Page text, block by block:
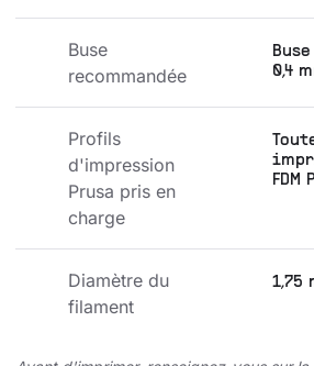
Buse
recommandée
0,4
Profils
d'impression
Prusa pris en
charge
FDM
Diamètre du
filament
1,75